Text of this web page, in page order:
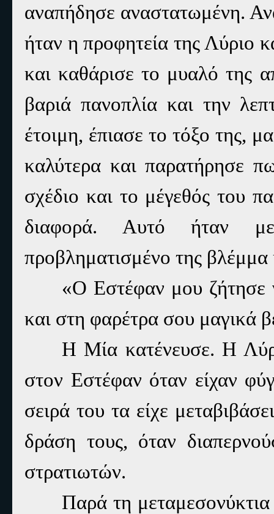
αναπήδησε αναστατωμένη.
ήταν η προφητεία της Λύριο
και καθάρισε το μυαλό της
βαριά πανοπλία και την
έτοιμη, έπιασε το τόξο της,
καλύτερα και παρατήρησε
σχέδιο και το μέγεθός του
διαφορά. Αυτό ήταν
προβληματισμένο της βλέμμα
«Ο Εστέφαν μου ζήτησε
και στη φαρέτρα σου μαγικά
Η Μία κατένευσε. Η
στον Εστέφαν όταν είχαν
σειρά του τα είχε
δράση τους, όταν
στρατιωτών.
Παρά τη